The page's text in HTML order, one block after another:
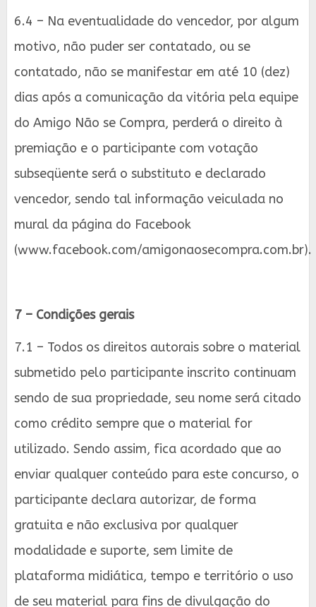
6.4 – Na eventualidade do vencedor, por algum
motivo, não puder ser contatado, ou se
contatado, não se manifestar em até 10 (dez)
dias após a comunicação da vitória pela equipe
do Amigo Não se Compra, perderá o direito à
premiação e o participante com votação
subseqüente será o substituto e declarado
vencedor, sendo tal informação veiculada no
mural da página do Facebook
(www.facebook.com/amigonaosecompra.com.br).
7 – Condições gerais
7.1 – Todos os direitos autorais sobre o material
submetido pelo participante inscrito continuam
sendo de sua propriedade, seu nome será citado
como crédito sempre que o material for
utilizado. Sendo assim, fica acordado que ao
enviar qualquer conteúdo para este concurso, o
participante declara autorizar, de forma
gratuita e não exclusiva por qualquer
modalidade e suporte, sem limite de
plataforma midiática, tempo e território o uso
de seu material para fins de divulgação do